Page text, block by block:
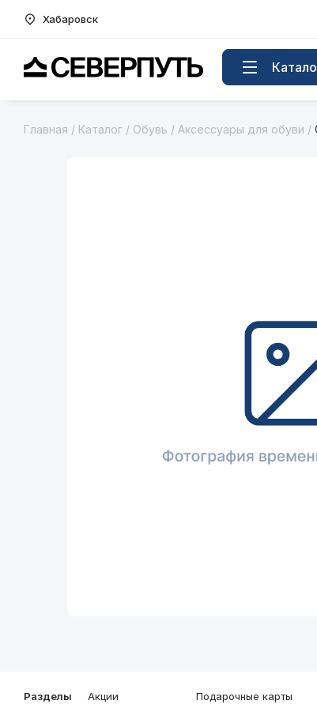
Хабаровск
Вернуться на главную страницу
Главная / Каталог / Обувь / Аксессуары для обуви /
Разделы Акции Подарочные карты